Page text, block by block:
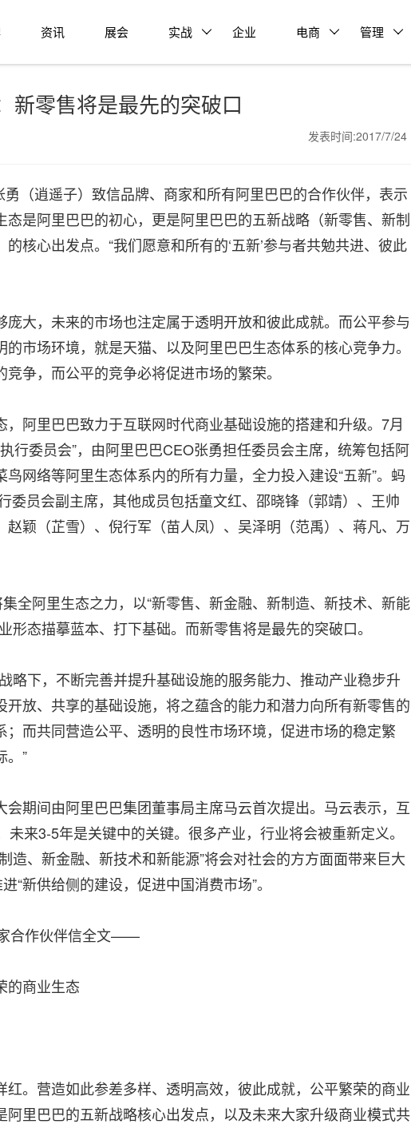
资讯 展会 实战 企业 电商 管理
新零售将是最先的突破口
发表时间:2017/7/24
（逍遥子）致信品牌、商家和所有阿里巴巴的合作伙伴，表示
是阿里巴巴的初心，更是阿里巴巴的五新战略（新零售、新制
核心出发点。“我们愿意和所有的‘五新’参与者共勉共进、彼此
大，未来的市场也注定属于透明开放和彼此成就。而公平参与
市场环境，就是天猫、以及阿里巴巴生态体系的核心竞争力。
争，而公平的竞争必将促进市场的繁荣。
阿里巴巴致力于互联网时代商业基础设施的搭建和升级。7月
行委员会”，由阿里巴巴CEO张勇担任委员会主席，统筹包括阿
网络等阿里生态体系内的所有力量，全力投入建设“五新”。蚂
委员会副主席，其他成员包括童文红、邵晓锋（郭靖）、王帅
赵颖（芷雪）、倪行军（苗人凤）、吴泽明（范禹）、蒋凡、万
全阿里生态之力，以“新零售、新金融、新制造、新技术、新能
形态描摹蓝本、打下基础。而新零售将是最先的突破口。
略下，不断完善并提升基础设施的服务能力、推动产业稳步升
放、共享的基础设施，将之蕴含的能力和潜力向所有新零售的
；而共同营造公平、透明的良性市场环境，促进市场的稳定繁
。”
会期间由阿里巴巴集团董事局主席马云首次提出。马云表示，互
来3-5年是关键中的关键。很多产业，行业将会被重新定义。
造、新金融、新技术和新能源”将会对社会的方方面面带来巨大
“新供给侧的建设，促进中国消费市场”。
合作伙伴信全文——
的商业生态
。营造如此参差多样、透明高效，彼此成就，公平繁荣的商业
阿里巴巴的五新战略核心出发点，以及未来大家升级商业模式共